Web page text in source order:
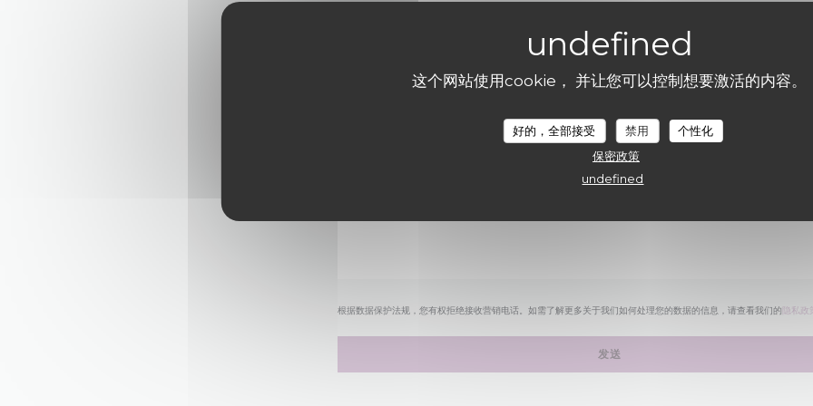
这个网站使用cookie， 并让您可以控制想要激活的内容。
好的，全部接受 禁用
个性化
保密政策
undefined
请填写下面的表格!
根据数据保护法规，您有权拒绝接收营销电话。如需了解更多关于我们如何处理您的数据的信息，请查看我们的 隐私政